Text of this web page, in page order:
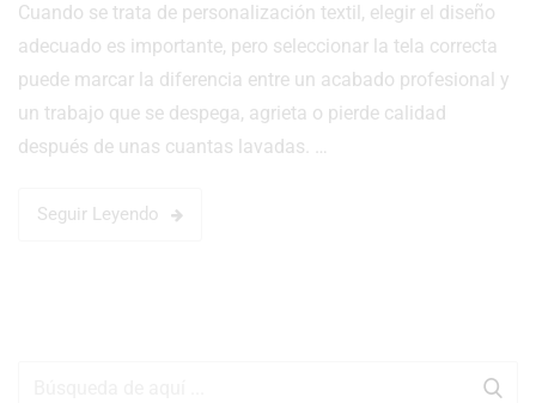
Cuando se trata de personalización textil, elegir el diseño
adecuado es importante, pero seleccionar la tela correcta
puede marcar la diferencia entre un acabado profesional y
un trabajo que se despega, agrieta o pierde calidad
después de unas cuantas lavadas. …
Seguir Leyendo